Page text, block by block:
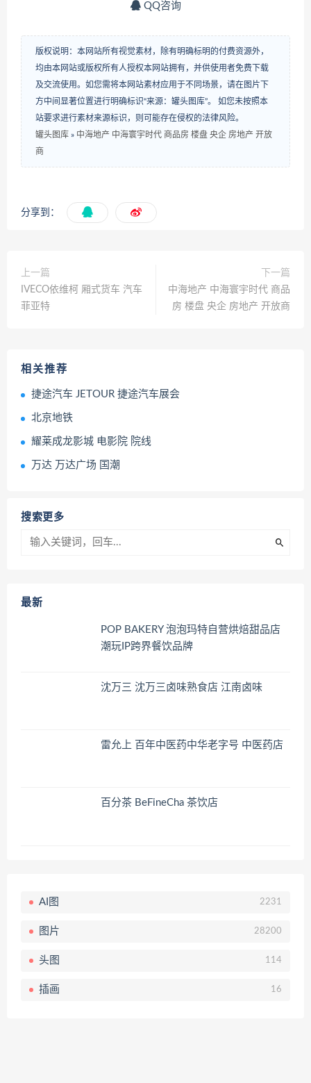
QQ咨询
版权说明：本网站所有视觉素材，除有明确标明的付费资源外，
均由本网站或版权所有人授权本网站拥有，并供使用者免费下载
及交流使用。如您需将本网站素材应用于不同场景，请在图片下
方中间显著位置进行明确标识“来源：罐头图库”。 如您未按照本
站要求进行素材来源标识，则可能存在侵权的法律风险。
罐头图库 » 中海地产 中海寰宇时代 商品房 楼盘 央企 房地产 开放
商
分享到：
上一篇
IVECO依维柯 厢式货车 汽车
菲亚特
下一篇
中海地产 中海寰宇时代 商品
房 楼盘 央企 房地产 开放商
相关推荐
捷途汽车 JETOUR 捷途汽车展会
北京地铁
耀莱成龙影城 电影院 院线
万达 万达广场 国潮
搜索更多
最新
POP BAKERY 泡泡玛特自营烘焙甜品店
潮玩IP跨界餐饮品牌
沈万三 沈万三卤味熟食店 江南卤味
雷允上 百年中医药中华老字号 中医药店
百分茶 BeFineCha 茶饮店
AI图 2231
图片 28200
头图 114
插画 16